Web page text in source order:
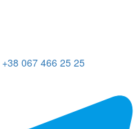
+38 067 466 25 25